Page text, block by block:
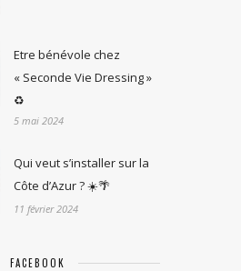
Etre bénévole chez
« Seconde Vie Dressing »
♻️
5 mai 2024
Qui veut s’installer sur la
Côte d’Azur ? ☀️🌴
11 février 2024
FACEBOOK